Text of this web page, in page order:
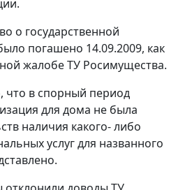
о государственной
погашено 14.09.2009, как
жалобе ТУ Росимущества.
что в спорный период
для дома не была
наличия какого- либо
услуг для названного